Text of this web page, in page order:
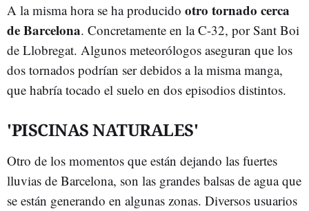
A la misma hora se ha producido otro tornado cerca
de Barcelona. Concretamente en la C-32, por Sant Boi
de Llobregat. Algunos meteorólogos aseguran que los
dos tornados podrían ser debidos a la misma manga,
que habría tocado el suelo en dos episodios distintos.
'PISCINAS NATURALES'
Otro de los momentos que están dejando las fuertes
lluvias de Barcelona, son las grandes balsas de agua que
se están generando en algunas zonas. Diversos usuarios